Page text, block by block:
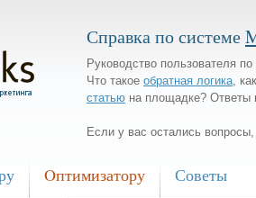
Справка по системе
Руководство пользователя
Что такое обратная логика,
статью на площадке? Ответы
Если у вас остались
Oптимизатору Советы